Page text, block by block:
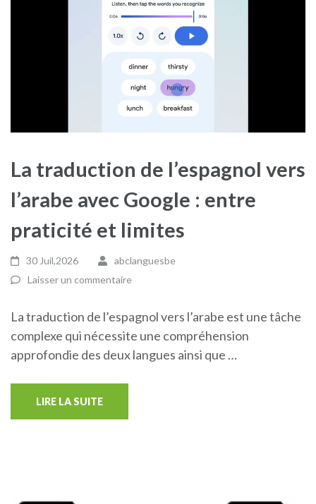
La traduction de l’espagnol vers
l’arabe avec Google : entre
praticité et limites
30 Juil,2026
abclanguesbe
Laisser un commentaire
La traduction de l’espagnol vers l’arabe est une tâche
complexe qui nécessite une compréhension
approfondie des deux langues ainsi que …
LIRE LA SUITE